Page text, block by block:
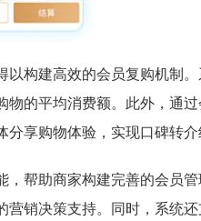
以构建高效的会员复购机制
物的平均消费额。此外，通
享购物体验，实现口碑转介
，帮助商家构建完善的会员
营销决策支持。同时，系统